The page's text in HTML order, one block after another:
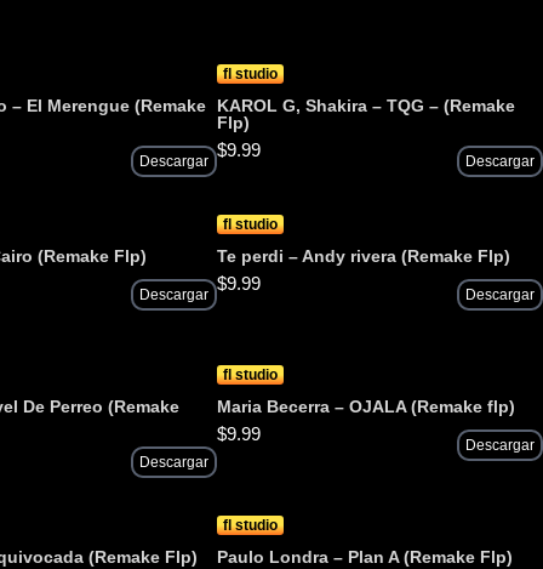
– El Merengue (Remake
Descargar
fl studio
KAROL G, Shakira – TQG – (Remake
Flp)
$9.99
Descargar
(Remake Flp)
Descargar
fl studio
Te perdi – Andy rivera (Remake Flp)
$9.99
Descargar
De Perreo (Remake
Descargar
fl studio
Maria Becerra – OJALA (Remake flp)
$9.99
Descargar
(Remake Flp)
fl studio
Paulo Londra – Plan A (Remake Flp)